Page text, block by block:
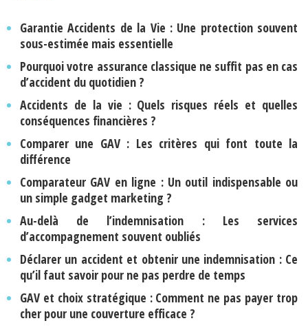
Garantie Accidents de la Vie : Une protection souvent
sous-estimée mais essentielle
Pourquoi votre assurance classique ne suffit pas en cas
d’accident du quotidien ?
Accidents de la vie : Quels risques réels et quelles
conséquences financières ?
Comparer une GAV : Les critères qui font toute la
différence
Comparateur GAV en ligne : Un outil indispensable ou
un simple gadget marketing ?
Au-delà de l’indemnisation : Les services
d’accompagnement souvent oubliés
Déclarer un accident et obtenir une indemnisation : Ce
qu’il faut savoir pour ne pas perdre de temps
GAV et choix stratégique : Comment ne pas payer trop
cher pour une couverture efficace ?